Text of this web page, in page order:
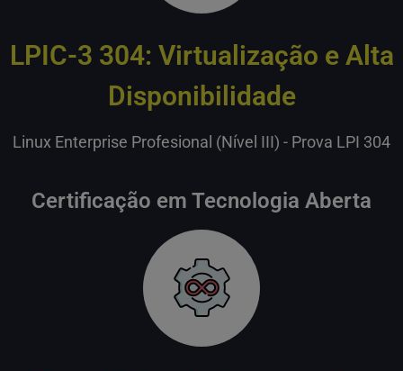
LPIC-3 304: Virtualização e Alta
Disponibilidade
Linux Enterprise Profesional (Nível III) - Prova LPI 304
Certificação em Tecnologia Aberta